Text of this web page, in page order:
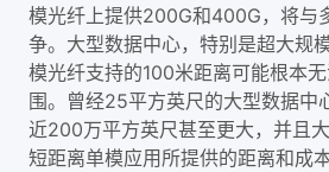
模光纤上提供200G和400G，将与
争。大型数据中心，特别是超大规
模光纤支持的100米距离可能根本
围。曾经25平方英尺的大型数据中
近200万平方英尺甚至更大，并且
短距离单模应用所提供的距离和成